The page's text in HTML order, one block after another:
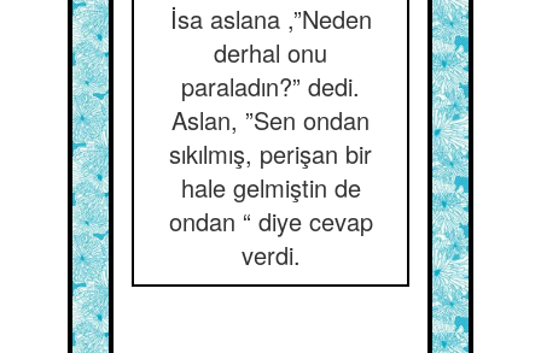
İsa aslana ,”Neden
derhal onu
paraladın?” dedi.
Aslan, ”Sen ondan
sıkılmış, perişan bir
hale gelmiştin de
ondan “ diye cevap
verdi.